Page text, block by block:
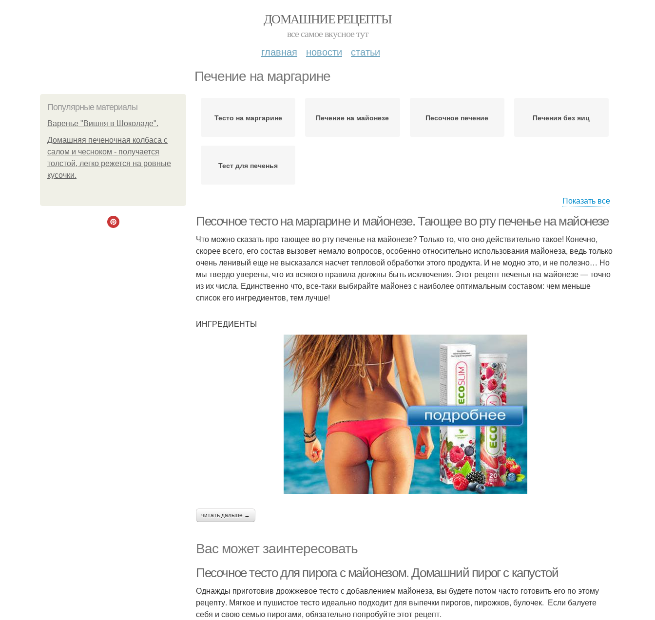
ДОМАШНИЕ РЕЦЕПТЫ
все самое вкусное тут
главная новости статьи
Печение на маргарине
Популярные материалы
Варенье "Вишня в Шоколаде".
Домашняя печеночная колбаса с
салом и чесноком - получается
толстой, легко режется на ровные
кусочки.
Тесто на маргарине Печение на майонезе Песочное печение Печения без яиц
Тест для печенья
Показать все
Песочное тесто на маргарине и майонезе. Тающее во рту печенье на майонезе
Что можно сказать про тающее во рту печенье на майонезе? Только то, что оно действительно такое! Конечно,
скорее всего, его состав вызовет немало вопросов, особенно относительно использования майонеза, ведь только
очень ленивый еще не высказался насчет тепловой обработки этого продукта. И не модно это, и не полезно… Но
мы твердо уверены, что из всякого правила должны быть исключения. Этот рецепт печенья на майонезе — точно
из их числа. Единственно что, все-таки выбирайте майонез с наиболее оптимальным составом: чем меньше
список его ингредиентов, тем лучше!
ИНГРЕДИЕНТЫ
читать дальше →
Вас может заинтересовать
Песочное тесто для пирога с майонезом. Домашний пирог с капустой
Однажды приготовив дрожжевое тесто с добавлением майонеза, вы будете потом часто готовить его по этому
рецепту. Мягкое и пушистое тесто идеально подходит для выпечки пирогов, пирожков, булочек. Если балуете
себя и свою семью пирогами, обязательно попробуйте этот рецепт.